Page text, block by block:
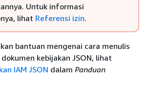
Untuk informasi
lihat Referensi izin.
bantuan mengenai cara menulis
kebijakan JSON, lihat
IAM JSON dalam Panduan